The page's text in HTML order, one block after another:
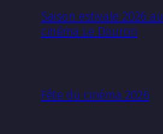
Saison estivale 2026 au
cinéma Le Douron
Fête du cinéma 2026